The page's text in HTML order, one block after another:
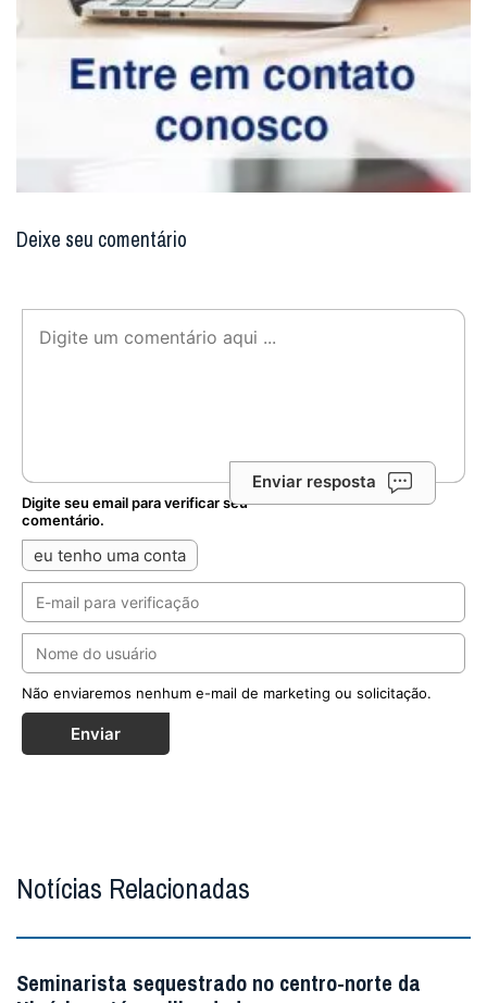
Deixe seu comentário
Enviar resposta
Digite seu email para verificar seu
comentário.
eu tenho uma conta
Não enviaremos nenhum e-mail de marketing ou solicitação.
Enviar
Notícias Relacionadas
Seminarista sequestrado no centro-norte da